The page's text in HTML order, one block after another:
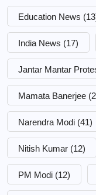
Education News
India News (17)
Jantar Mantar
Mamata Banerjee
Narendra Modi (41)
Nitish Kumar (12)
PM Modi (12)